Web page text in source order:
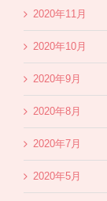
2020年11月
2020年10月
2020年9月
2020年8月
2020年7月
2020年5月